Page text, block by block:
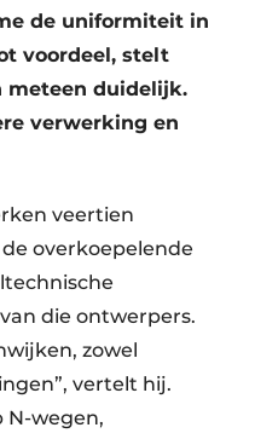
de uniformiteit in
voordeel, stelt
meteen duidelijk.
verwerking en
veertien
overkoepelende
die ontwerpers.
zowel
vertelt hij.
N-wegen,